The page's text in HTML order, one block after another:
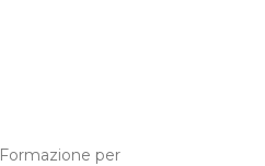
Formazione per